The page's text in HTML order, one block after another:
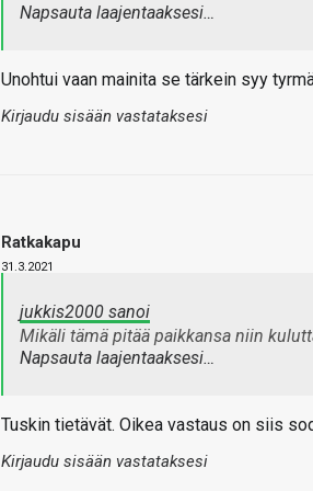
Napsauta laajentaaksesi…
Unohtui vaan mainita se tärkein syy
Kirjaudu sisään vastataksesi
Ratkakapu
31.3.2021
jukkis2000 sanoi
Mikäli tämä pitää paikkansa niin
Napsauta laajentaaksesi…
Tuskin tietävät. Oikea vastaus on siis
Kirjaudu sisään vastataksesi